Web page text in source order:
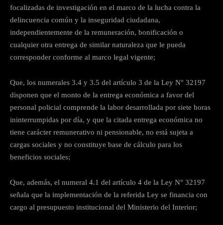
focalizadas de investigación en el marco de la lucha contra la
delincuencia común y la inseguridad ciudadana,
independientemente de la remuneración, bonificación o
cualquier otra entrega de similar naturaleza que le pueda
corresponder conforme al marco legal vigente;
Que, los numerales 3.4 y 3.5 del artículo 3 de la Ley N° 32197
disponen que el monto de la entrega económica a favor del
personal policial comprende la labor desarrollada por siete horas
ininterrumpidas por día, y que la citada entrega económica no
tiene carácter remunerativo ni pensionable, no está sujeta a
cargas sociales y no constituye base de cálculo para los
beneficios sociales;
Que, además, el numeral 4.1 del artículo 4 de la Ley N° 32197
señala que la implementación de la referida Ley se financia con
cargo al presupuesto institucional del Ministerio del Interior;